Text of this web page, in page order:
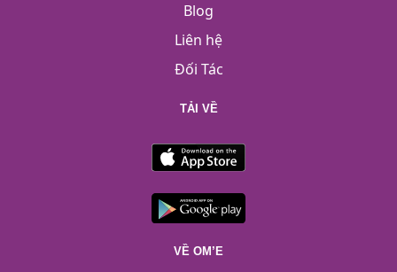
Blog
Liên hệ
Đối Tác
TẢI VỀ
VỀ OM’E